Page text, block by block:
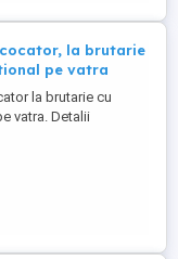
la brutarie
pe vatra
la brutarie cu
vatra. Detalii